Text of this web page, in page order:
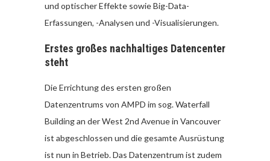
und optischer Effekte sowie Big-Data-
Erfassungen, -Analysen und -Visualisierungen.
Erstes großes nachhaltiges Datencenter
steht
Die Errichtung des ersten großen
Datenzentrums von AMPD im sog. Waterfall
Building an der West 2nd Avenue in Vancouver
ist abgeschlossen und die gesamte Ausrüstung
ist nun in Betrieb. Das Datenzentrum ist zudem